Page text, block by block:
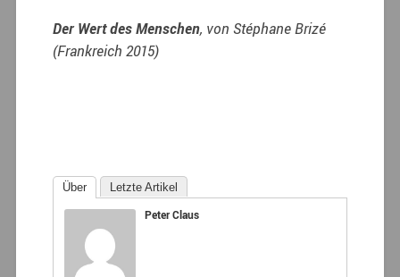
Der Wert des Menschen, von Stéphane Brizé
(Frankreich 2015)
Über Letzte Artikel
Peter Claus